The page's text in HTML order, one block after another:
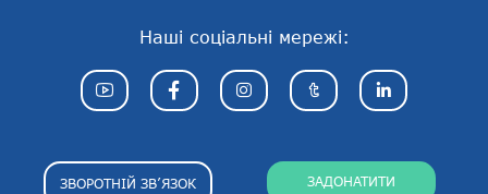
Наші соціальні мережі:
ЗВОРОТНІЙ ЗВ’ЯЗОК ЗАДОНАТИТИ